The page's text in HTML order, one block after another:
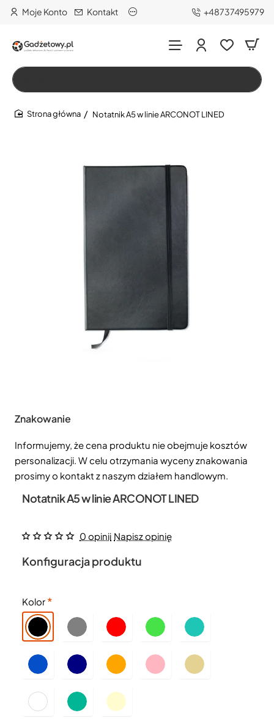
Moje Konto Kontakt +48737495979
Szukaj…
Notatnik A5 w linie ARCONOT LINED
Znakowanie
Informujemy, że cena produktu nie obejmuje kosztów
personalizacji. W celu otrzymania wyceny znakowania
prosimy o kontakt z naszym działem handlowym.
Notatnik A5 w linie ARCONOT LINED
0 opinii Napisz opinię
Konfiguracja produktu
Kolor